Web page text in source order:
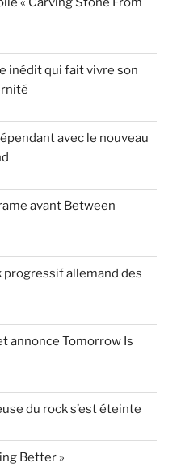
inédit qui fait vivre son
avec le nouveau
avant Between
progressif allemand des
annonce Tomorrow Is
du rock s’est éteinte
Better »